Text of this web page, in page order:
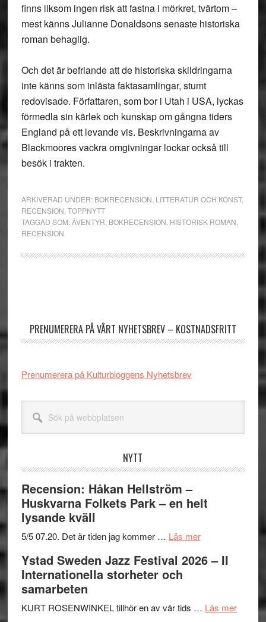
finns liksom ingen risk att fastna i mörkret, tvärtom –
mest känns Julianne Donaldsons senaste historiska
roman behaglig.
Och det är befriande att de historiska skildringarna
inte känns som inlästa faktasamlingar, stumt
redovisade. Författaren, som bor i Utah i USA, lyckas
förmedla sin kärlek och kunskap om gångna tiders
England på ett levande vis. Beskrivningarna av
Blackmoores vackra omgivningar lockar också till
besök i trakten.
ARKIVERAD UNDER: BOKRECENSION LITTERATUR OCH KONST,
RECENSION TOPPNYTT
TAGGAD SOM:ÄVENTYR BOKRECENSION HISTORISK ROMAN
RECENSION
PRENUMERERA PÅ VÅRT NYHETSBREV – KOSTNADSFRITT
Prenumerera på Kulturbloggens Nyhetsbrev
webbplatsen
NYTT
Recension: Håkan Hellström –
Huskvarna Folkets Park – en helt
lysande kväll
5/5 07.20. Det är tiden jag kommer … Läs merom
Håkan
Huskvarna
Ystad Sweden Jazz Festival 2026 – II
Internationella storheter och
samarbeten
KURT ROSENWINKEL tillhör en av vår tids … Läs merom